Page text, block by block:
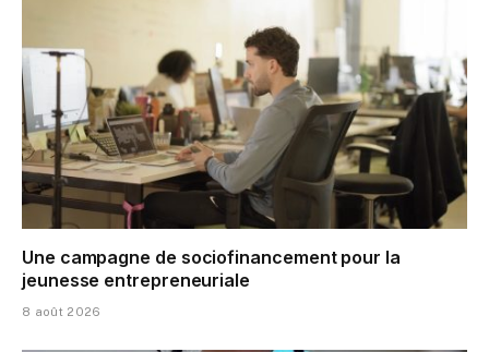
Une campagne de sociofinancement pour la
jeunesse entrepreneuriale
8 août 2026